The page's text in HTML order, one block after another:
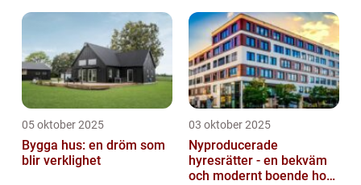
05 oktober 2025
Bygga hus: en dröm som
blir verklighet
03 oktober 2025
Nyproducerade
hyresrätter - en bekväm
och modernt boende hos